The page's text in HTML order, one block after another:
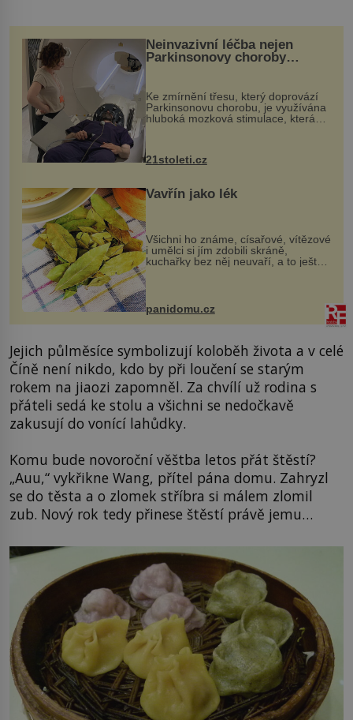
Neinvazivní léčba nejen
Parkinsonovy choroby
Ke zmírnění třesu, který doprovází
Parkinsonovu chorobu, je využívána
hluboká mozková stimulace, která
však vyžaduje vysoce invazivní
zákrok. Ultrazvuk zase není vhodný
k dostatečně přesnému zacílení ...
21stoleti.cz
Vavřín jako lék
Všichni ho známe, císařové, vítězové
i umělci si jím zdobili skráně,
kuchařky bez něj neuvaří, a to ještě
nevíte, že bobkový list může výrazně
zmírnit některé naše neduhy.
Obsahuje v malém množství ně...
panidomu.cz
Jejich půlměsíce symbolizují koloběh života a v celé
Číně není nikdo, kdo by při loučení se starým
rokem na jiaozi zapomněl. Za chvílí už rodina s
přáteli sedá ke stolu a všichni se nedočkavě
zakusují do vonící lahůdky.
Komu bude novoroční věštba letos přát štěstí?
„Auu,“ vykřikne Wang, přítel pána domu. Zahryzl
se do těsta a o zlomek stříbra si málem zlomil
zub. Nový rok tedy přinese štěstí právě jemu…